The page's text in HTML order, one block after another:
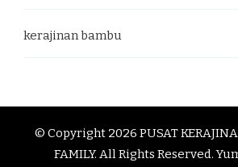
kerajinan bambu
© Copyright 2026 PUSAT
FAMILY. All Rights Reserved.